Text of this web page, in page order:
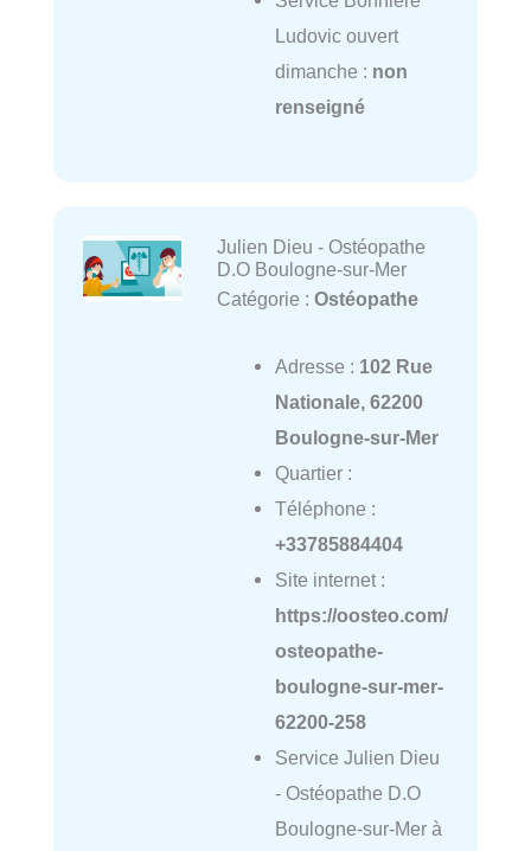
Ludovic ouvert
dimanche : non
renseigné
Julien Dieu - Ostéopathe
D.O Boulogne-sur-Mer
Catégorie : Ostéopathe
Adresse : 102 Rue
Nationale, 62200
Boulogne-sur-Mer
Quartier :
Téléphone :
+33785884404
Site internet :
https://oosteo.com/
osteopathe-
boulogne-sur-mer-
62200-258
Service Julien Dieu
- Ostéopathe D.O
Boulogne-sur-Mer à